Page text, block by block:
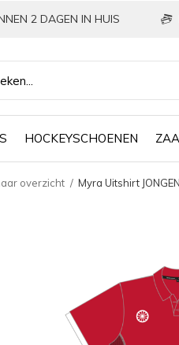
HOCKEYSCHOENEN
2 DAGEN IN HUIS
overzicht Myra Uitshirt